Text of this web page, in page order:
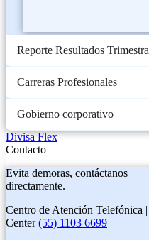
Reporte Resultados
Carreras Profesionales
Gobierno corporativo
Divisa Flex
Contacto
Evita demoras, contáctanos
directamente.
Centro de Atención Telefónica
Center(55) 1103 6699